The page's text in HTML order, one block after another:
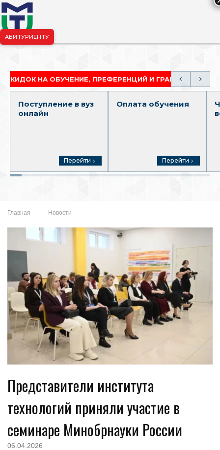
АБИТУРИЕНТУ
НА ОБУЧЕНИЕ, ПРЕФЕРЕНЦИЙ И ГРАНТОВ
Поступление в вуз
онлайн
Перейти
Оплата обучения
Перейти
Главная Новости
Представители института
технологий приняли участие в
семинаре Минобрнауки России
06.04.2026